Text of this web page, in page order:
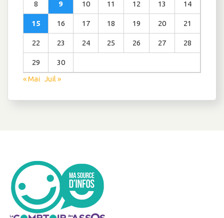
8 9 10 11 12 13 14
15 16 17 18 19 20 21
22 23 24 25 26 27 28
29
30
« Mai Juil »